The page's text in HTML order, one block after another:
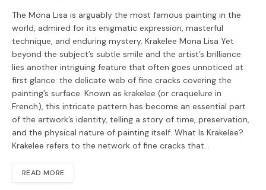
The Mona Lisa is arguably the most famous painting in the
world, admired for its enigmatic expression, masterful
technique, and enduring mystery. Krakelee Mona Lisa Yet
beyond the subject’s subtle smile and the artist’s brilliance
lies another intriguing feature that often goes unnoticed at
first glance: the delicate web of fine cracks covering the
painting’s surface. Known as krakelee (or craquelure in
French), this intricate pattern has become an essential part
of the artwork’s identity, telling a story of time, preservation,
and the physical nature of painting itself. What Is Krakelee?
Krakelee refers to the network of fine cracks that…
READ MORE